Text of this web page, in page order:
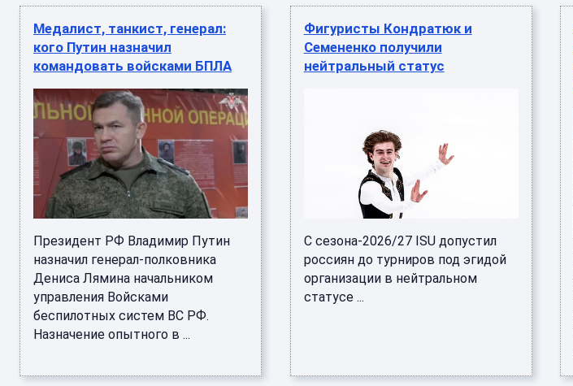
Медалист, танкист, генерал:
кого Путин назначил
командовать войсками БПЛА
Президент РФ Владимир Путин
назначил генерал-полковника
Дениса Лямина начальником
управления Войсками
беспилотных систем ВС РФ.
Назначение опытного в ...
Фигуристы Кондратюк и
Семененко получили
нейтральный статус
С сезона-2026/27 ISU допустил
россиян до турниров под эгидой
организации в нейтральном
статусе ...